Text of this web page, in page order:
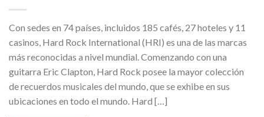
Con sedes en 74 países, incluidos 185 cafés, 27 hoteles y 11
casinos, Hard Rock International (HRI) es una de las marcas
más reconocidas a nivel mundial. Comenzando con una
guitarra Eric Clapton, Hard Rock posee la mayor colección
de recuerdos musicales del mundo, que se exhibe en sus
ubicaciones en todo el mundo. Hard […]